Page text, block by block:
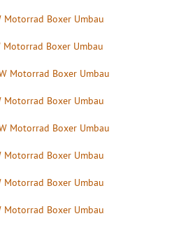
Motorrad Boxer Umbau
Motorrad Boxer Umbau
Motorrad Boxer Umbau
Motorrad Boxer Umbau
Motorrad Boxer Umbau
Motorrad Boxer Umbau
Motorrad Boxer Umbau
Motorrad Boxer Umbau